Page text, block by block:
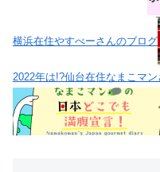
横浜在住やすべーさんのブログ
2022年は!?仙台在住なまこマ